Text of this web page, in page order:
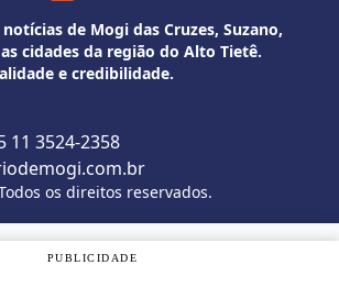
de Mogi das Cruzes, Suzano,
cidades da região do Alto Tietê.
e credibilidade.
11 3524-2358
os direitos reservados.
redes sociais
de acordo com a nossa
PUBLICIDADE